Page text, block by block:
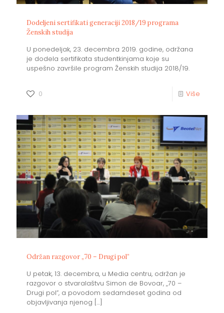
Dodeljeni sertifikati generaciji 2018/19 programa
Ženskih studija
U ponedeljak, 23. decembra 2019. godine, održana
je dodela sertifikata studentkinjama koje su
uspešno završile program Ženskih studija 2018/19.
0 Više
Održan razgovor „70 – Drugi pol”
U petak, 13. decembra, u Media centru, održan je
razgovor o stvaralaštvu Simon de Bovoar, „70 –
Drugi pol”, a povodom sedamdeset godina od
objavljivanja njenog […]